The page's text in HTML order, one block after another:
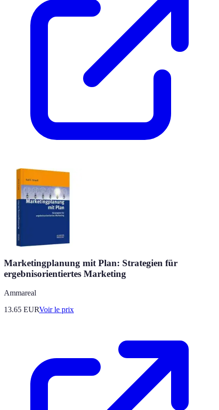
Marketingplanung mit Plan: Strategien für
ergebnisorientiertes Marketing
Ammareal
13.65 EURVoir le prix